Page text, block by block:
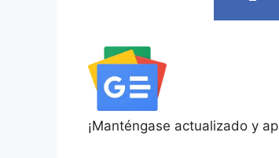
¡Manténgase actualizado y